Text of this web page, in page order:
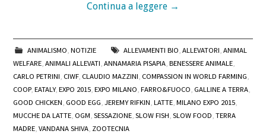
Continua a leggere →
ANIMALISMO, NOTIZIE ALLEVAMENTI BIO, ALLEVATORI, ANIMAL
WELFARE,ANIMALI ALLEVATI,ANNAMARIA PISAPIA,BENESSERE ANIMALE,
CARLO PETRINI, CIWF, CLAUDIO MAZZINI, COMPASSION IN WORLD FARMING,
COOP,EATALY,EXPO 2015,EXPO MILANO,FARRO&FUOCO, GALLINE A TERRA,
GOOD CHICKEN, GOOD EGG,JEREMY RIFKIN,LATTE,MILANO EXPO 2015,
MUCCHE DA LATTE, OGM,SESSAZIONE,SLOW FISH,SLOW FOOD,TERRA
MADRE,VANDANA SHIVA, ZOOTECNIA